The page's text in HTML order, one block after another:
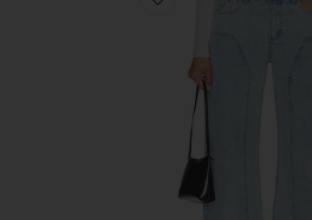
Favorite CAMILE デニム